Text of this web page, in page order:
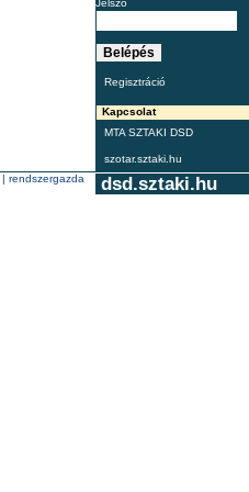
Jelszó
Regisztráció
Kapcsolat
MTA SZTAKI DSD
szotar.sztaki.hu
dsd.sztaki.hu
| rendszergazda